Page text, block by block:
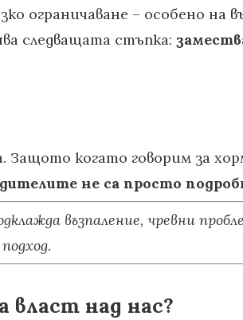
ограничаване – особено на
следващата стъпка:
когато говорим за
не са просто
възпаление, чревни
власт над нас?